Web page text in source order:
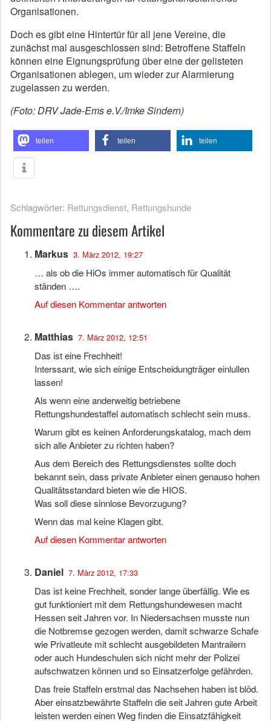
Organisationen.
Doch es gibt eine Hintertür für all jene Vereine, die
zunächst mal ausgeschlossen sind: Betroffene Staffeln
können eine Eignungsprüfung über eine der gelisteten
Organisationen ablegen, um wieder zur Alarmierung
zugelassen zu werden.
(Foto: DRV Jade-Ems e.V./Imke Sindern)
teilen teilen teilen
Schlagwörter: Rettungsdienst, Rettungshunde
Kommentare zu diesem Artikel
Markus 3. März 2012, 19:27
… als ob die HiOs immer automatisch für Qualität
ständen ….
Auf diesen Kommentar antworten
Matthias 7. März 2012, 12:51
Das ist eine Frechheit!
Interssant, wie sich einige Entscheidungträger einlullen
lassen!
Als wenn eine anderweitig betriebene
Rettungshundestaffel automatisch schlecht sein muss.
Warum gibt es keinen Anforderungskatalog, mach dem
sich alle Anbieter zu richten haben?
Aus dem Bereich des Rettungsdienstes sollte doch
bekannt sein, dass private Anbieter einen genauso hohen
Qualitätsstandard bieten wie die HIOS.
Was soll diese sinnlose Bevorzugung?
Wenn das mal keine Klagen gibt.
Auf diesen Kommentar antworten
Daniel 7. März 2012, 17:33
Das ist keine Frechheit, sonder lange überfällig. Wie es
gut funktioniert mit dem Rettungshundewesen macht
Hessen seit Jahren vor. In Niedersachsen musste nun
die Notbremse gezogen werden, damit schwarze Schafe
wie Privatleute mit schlecht ausgebildeten Mantrailern
oder auch Hundeschulen sich nicht mehr der Polizei
aufschwatzen können und so Einsatzerfolge gefährden.
Das freie Staffeln erstmal das Nachsehen haben ist blöd.
Aber einsatzbewährte Staffeln die seit Jahren gute Arbeit
leisten werden einen Weg finden die Einsatzfähigkeit